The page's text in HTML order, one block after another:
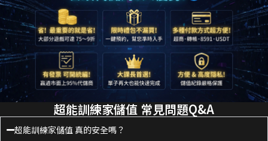
超能訓練家儲值 常見問題Q&A
超能訓練家儲值 真的安全嗎？